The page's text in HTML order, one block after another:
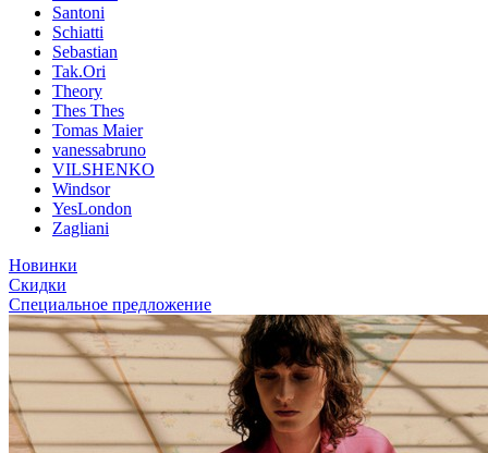
Santoni
Schiatti
Sebastian
Tak.Ori
Theory
Thes Thes
Tomas Maier
vanessabruno
VILSHENKO
Windsor
YesLondon
Zagliani
Новинки
Скидки
Специальное предложение